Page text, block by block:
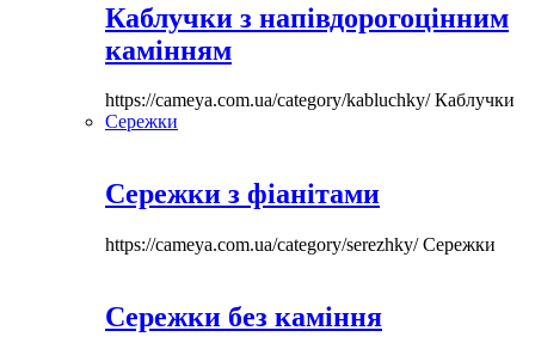
Каблучки з напівдорогоцінним
камінням
https://cameya.com.ua/category/kabluchky/Каблучки
Сережки
Сережки з фіанітами
https://cameya.com.ua/category/serezhky/Сережки
Сережки без каміння